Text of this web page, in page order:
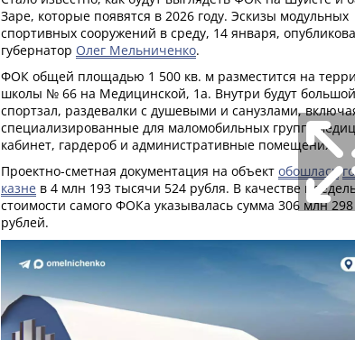
Заре, которые появятся в 2026 году. Эскизы модульных
спортивных сооружений в среду, 14 января,
губернатор Олег Мельниченко.
ФОК общей площадью 1 500 кв. м разместится на
школы № 66 на Медицинской, 1а. Внутри будут большой
спортзал, раздевалки с душевыми и санузлами,
специализированные для маломобильных групп,
кабинет, гардероб и административные помещения.
Проектно-сметная документация на объект обошлась
казне в 4 млн 193 тысячи 524 рубля. В качестве
стоимости самого ФОКа указывалась сумма 306 млн
рублей.